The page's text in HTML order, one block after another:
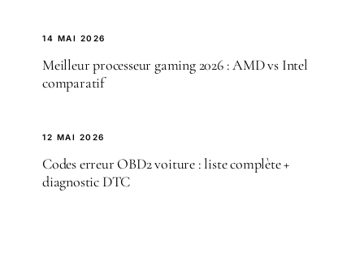
14 MAI 2026
Meilleur processeur gaming 2026 : AMD vs Intel
comparatif
12 MAI 2026
Codes erreur OBD2 voiture : liste complète +
diagnostic DTC